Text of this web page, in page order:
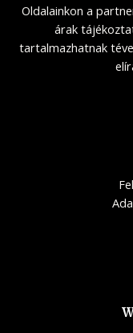
Oldalainkon a
árak
tartalmazhatnak